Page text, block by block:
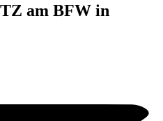
am BFW in